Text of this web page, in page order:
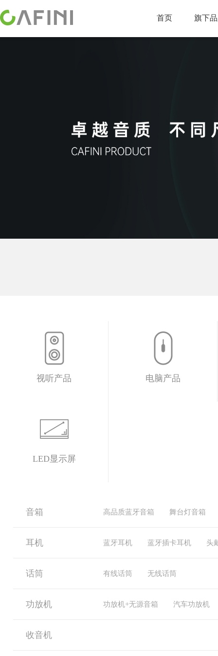
首页 旗下
视听产品 电脑产品
LED显示屏
音箱 高品质蓝牙音箱 舞台灯音箱
耳机 蓝牙耳机 蓝牙插卡耳机 头
话筒 有线话筒 无线话筒
功放机 功放机+无源音箱 汽车功放机
收音机